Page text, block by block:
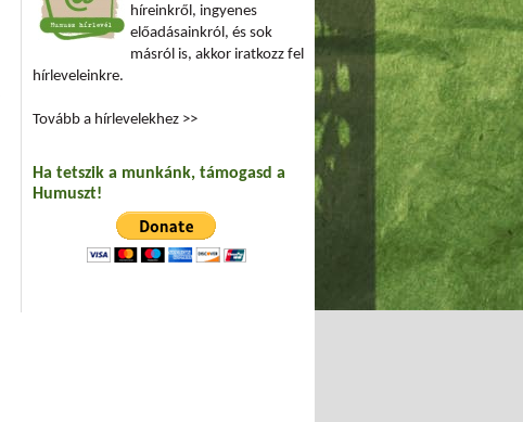
híreinkről, ingyenes
előadásainkról, és sok
másról is, akkor iratkozz fel
hírleveleinkre.
Tovább a hírlevelekhez >>
Ha tetszik a munkánk, támogasd a
Humuszt!